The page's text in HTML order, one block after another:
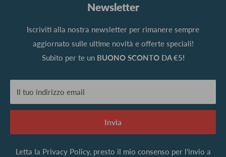
Newsletter
Iscriviti alla nostra newsletter per rimanere sempre
aggiornato sulle ultime novità e offerte speciali!
Subito per te un BUONO SCONTO DA €5!
Il tuo indirizzo email
Invia
Letta la Privacy Policy, presto il mio consenso per l’invio a